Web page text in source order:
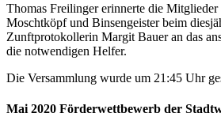
Thomas Freilinger erinnerte die Mitglieder
Moschtköpf und Binsengeister beim
Zunftprotokollerin Margit Bauer an das
die notwendigen Helfer.
Die Versammlung wurde um 21:45 Uhr
Mai 2020 Förderwettbewerb der